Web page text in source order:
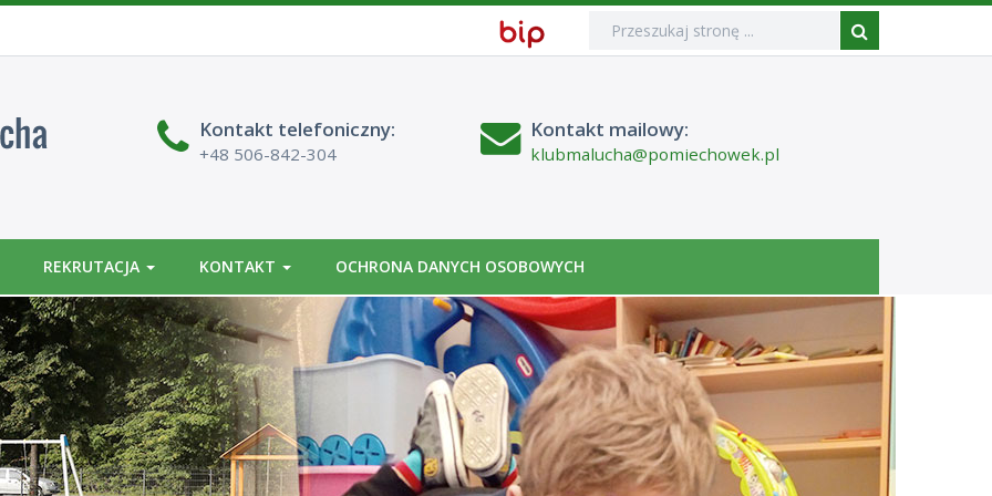
Biuletyn
Informacji
Wyszukiwarka
Formularz
wyszukiwania
Wyszukiwana
fraza:
Szukaj
Kontakt telefoniczny:
+48 506-842-304
Kontakt mailowy:
klubmalucha@pomiechowek.pl
REKRUTACJA KONTAKT OCHRONA DANYCH OSOBOWYCH